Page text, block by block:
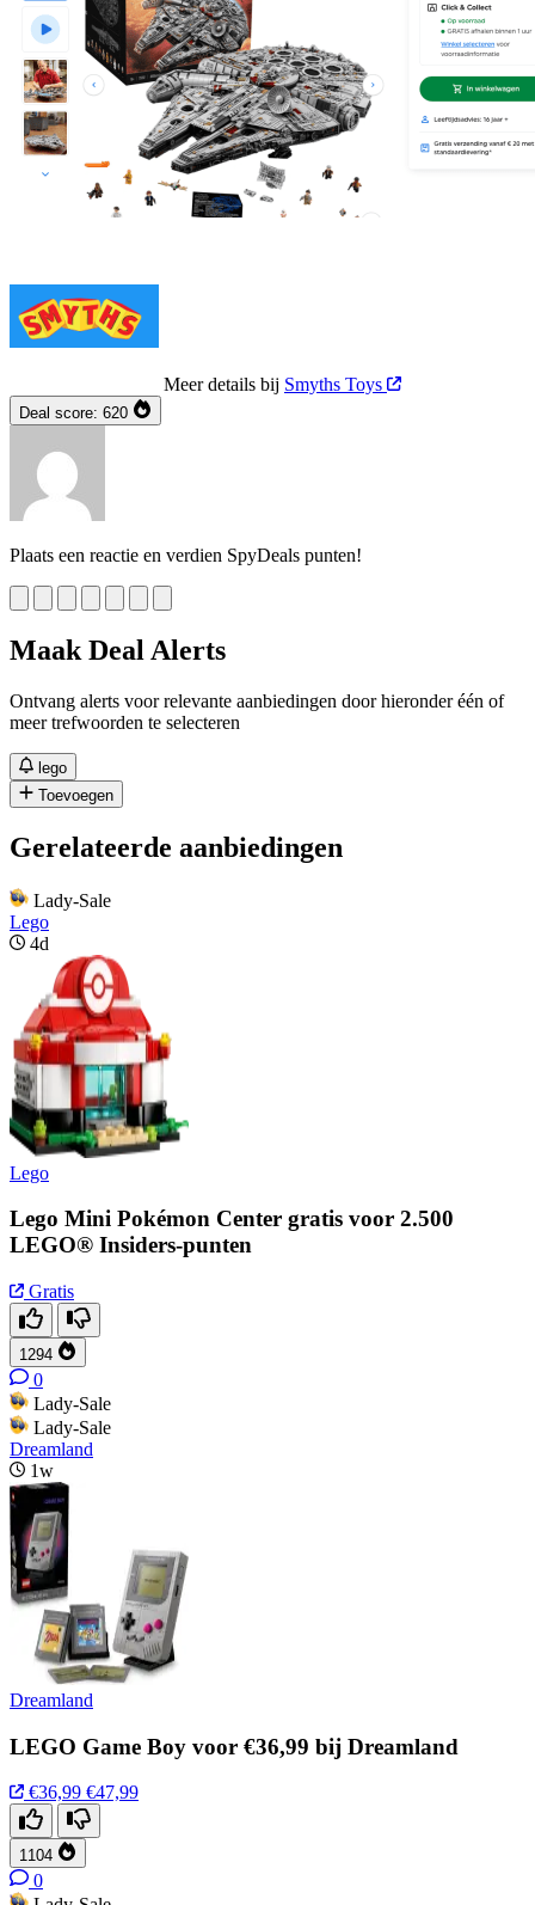
Meer details bij Smyths Toys
Deal score: 620
Plaats een reactie en verdien SpyDeals punten!
Maak Deal Alerts
Ontvang alerts voor relevante aanbiedingen door hieronder één of
meer trefwoorden te selecteren
lego
Toevoegen
Gerelateerde aanbiedingen
Lady-Sale
Lego
4d
Lego
Lego Mini Pokémon Center gratis voor 2.500
LEGO® Insiders-punten
Gratis
1294
0
Lady-Sale
Lady-Sale
Dreamland
1w
Dreamland
LEGO Game Boy voor €36,99 bij Dreamland
€36,99 €47,99
1104
0